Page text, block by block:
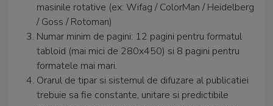
masinile rotative (ex: Wifag / ColorMan / Heidelberg
/ Goss / Rotoman)
Numar minim de pagini: 12 pagini pentru formatul
tabloid (mai mici de 280x450) si 8 pagini pentru
formatele mai mari.
Orarul de tipar si sistemul de difuzare al publicatiei
trebuie sa fie constante, unitare si predictibile